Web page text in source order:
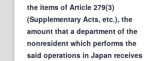
the items of Article 279(3)
(Supplementary Acts, etc.), the
amount that a department of the
nonresident which performs the
said operations in Japan receives